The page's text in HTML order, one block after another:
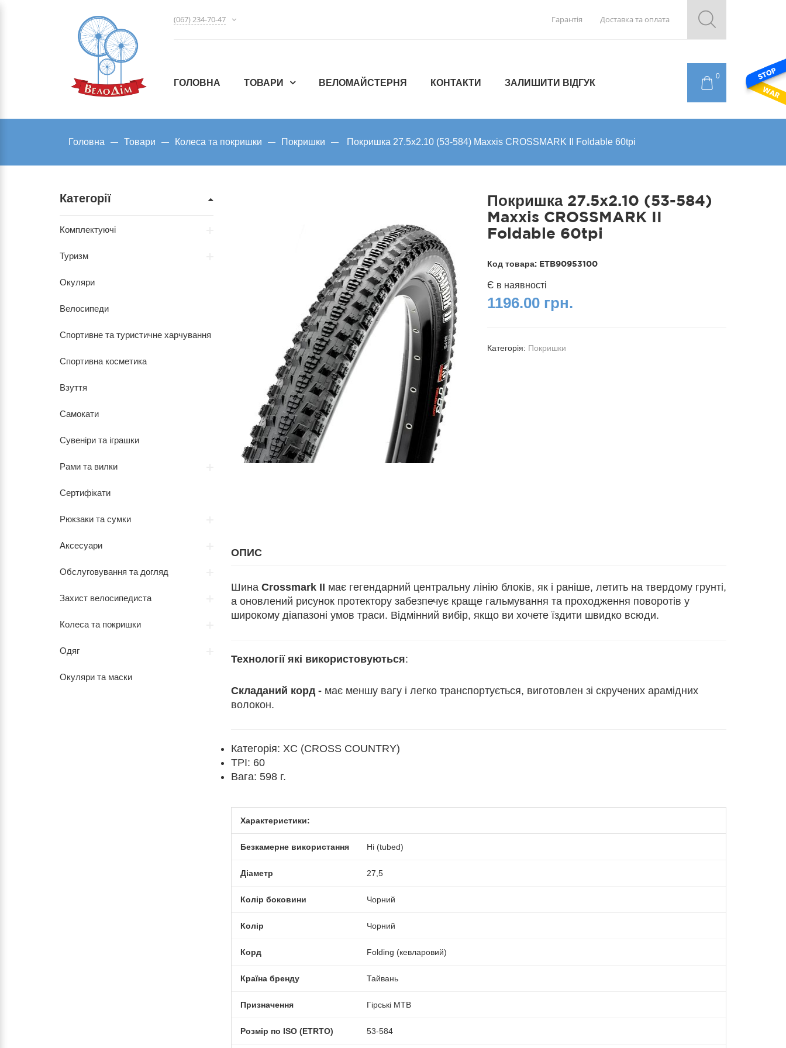
(067) 234-70-47 Гарантія Доставка та оплата
0
ГОЛОВНА ТОВАРИ ВЕЛОМАЙСТЕРНЯ КОНТАКТИ ЗАЛИШИТИ ВІДГУК
Головна Товари Колеса та покришки Покришки Покришка 27.5x2.10 (53-584) Maxxis CROSSMARK II Foldable 60tpi
Покришка 27.5x2.10 (53-584)
Maxxis CROSSMARK II
Foldable 60tpi
Код товара: ETB90953100
Є в наявності
1196.00 грн.
Категорія: Покришки
ОПИС
Шина Crossmark II має гегендарний центральну лінію блоків, як і раніше, летить на твердому грунті,
а оновлений рисунок протектору забезпечує краще гальмування та проходження поворотів у
широкому діапазоні умов траси. Відмінний вибір, якщо ви хочете їздити швидко всюди.
Технології які використовуються:
Складаний корд -має меншу вагу і легко транспортується, виготовлен зі скручених арамідних
волокон.
Категорія: XC (CROSS COUNTRY)
TPI: 60
Вага: 598 г.
Характеристики:
Безкамерне використання Ні (tubed)
Діаметр 27,5
Колір боковини Чорний
Колір Чорний
Корд Folding (кевларовий)
Країна бренду Тайвань
Призначення Гірські MTB
Розмір по ISO (ETRTO) 53-584
Категорії
Комплектуючі
Туризм
Окуляри
Велосипеди
Спортивне та туристичне харчування
Спортивна косметика
Взуття
Самокати
Сувеніри та іграшки
Рами та вилки
Сертифікати
Рюкзаки та сумки
Аксесуари
Обслуговування та догляд
Захист велосипедиста
Колеса та покришки
Одяг
Окуляри та маски